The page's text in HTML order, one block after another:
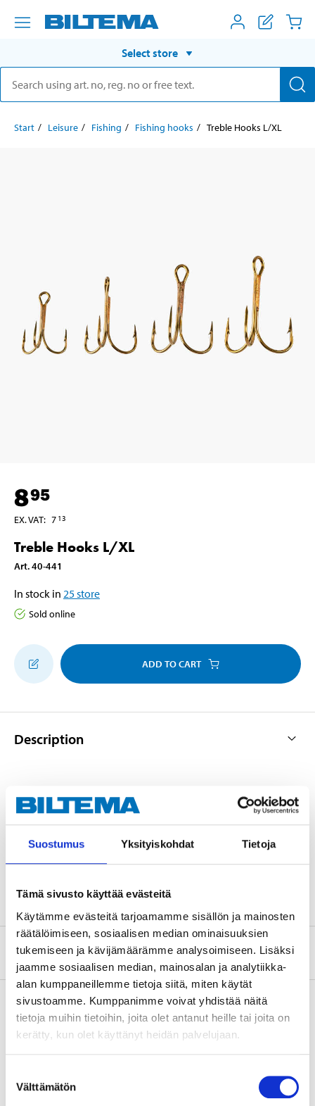
Suostumus Yksityiskohdat Tietoja
Tämä sivusto käyttää evästeitä
Käytämme evästeitä tarjoamamme sisällön ja mainosten
räätälöimiseen, sosiaalisen median ominaisuuksien
tukemiseen ja kävijämäärämme analysoimiseen. Lisäksi
jaamme sosiaalisen median, mainosalan ja analytiikka-
alan kumppaneillemme tietoja siitä, miten käytät
sivustoamme. Kumppanimme voivat yhdistää näitä
tietoja muihin tietoihin, joita olet antanut heille tai joita on
kerätty, kun olet käyttänyt heidän palvelujaan.
valinta
Välttämätön
Select store
Start Leisure Fishing Fishing hooks Treble Hooks L/XL
895
EX. VAT: 7 13
Treble Hooks L/XL
Art.40-441
In stock in 25store
Sold online
ADD TO CART
Description
Assortment of high-quality hooks to secure your
catch. Sizes: 4/0, 3/0, 2/0 and 1/0 (6 of each). Suitable
offshore fishing.
About the manufacturer
Pay & Collect